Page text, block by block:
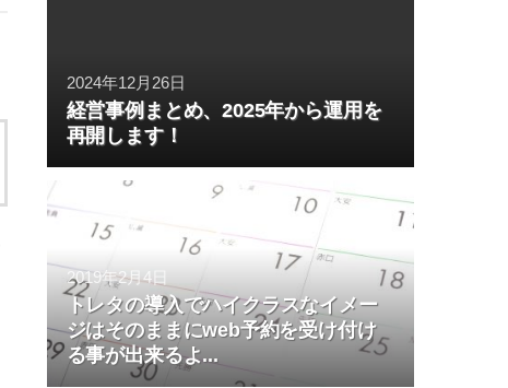
2024年12月26日
経営事例まとめ、2025年から運用を
再開します！
2019年2月4日
トレタの導入でハイクラスなイメー
ジはそのままにweb予約を受け付け
る事が出来るよ...